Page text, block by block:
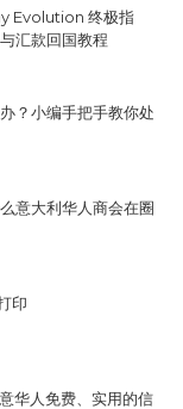
Evolution 终极指
汇款回国教程
？小编手把手教你处
意大利华人商会在圈
印
华人免费、实用的信